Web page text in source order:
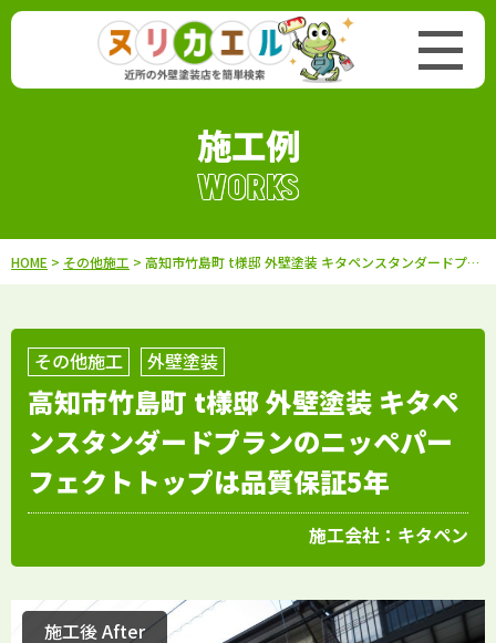
施工例
WORKS
HOME > その他施工 > 高知市竹島町 t様邸 外壁塗装 キタペンスタンダードプランのニッペパーフェクトトップは品質保証5年
その他施工 外壁塗装
高知市竹島町 t様邸 外壁塗装 キタペ
ンスタンダードプランのニッペパー
フェクトトップは品質保証5年
施工会社： キタペン
施工後 After